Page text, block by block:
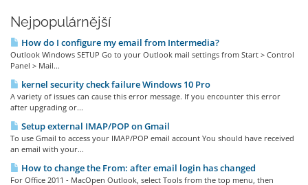
Nejpopulárnější
How do I configure my email from Intermedia?
Outlook Windows SETUP Go to your Outlook mail settings from Start > Control
Panel > Mail...
kernel security check failure Windows 10 Pro
A variety of issues can cause this error message. If you encounter this error
after upgrading or...
Setup external IMAP/POP on Gmail
To use Gmail to access your IMAP/POP email account You should have received
an email with your...
How to change the From: after email login has changed
For Office 2011 - MacOpen Outlook, select Tools from the top menu, then